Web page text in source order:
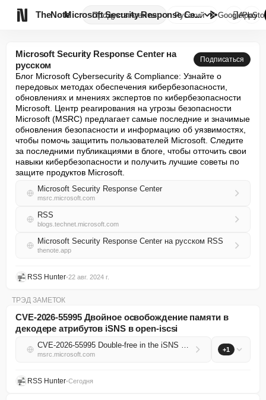
TheNote ПродуктыАгенты
Microsoft Security Response Ce...
Русский GooglePlay

Microsoft Security Response Center на
русском
Подписаться
Блог Microsoft Cybersecurity & Compliance: Узнайте о
передовых методах обеспечения кибербезопасности,
обновлениях и мнениях экспертов по кибербезопасности
Microsoft. Центр реагирования на угрозы безопасности
Microsoft (MSRC) предлагает самые последние и значимые
обновления безопасности и информацию об уязвимостях,
чтобы помочь защитить пользователей Microsoft. Следите
за последними публикациями в блоге, чтобы отточить свои
навыки кибербезопасности и получить лучшие советы по
защите продуктов Microsoft.
Microsoft Security Response Center
msrc.microsoft.com
RSS
blogs.technet.microsoft.com
Microsoft Security Response Center на русском RSS
thenote.app
RSS Hunter•22 авг. 2024 г.
ТРЭД ЗАМЕТОК
CVE-2026-55995 Двойное освобождение памяти в
декодере атрибутов iSNS в open-iscsi
CVE-2026-55995 Double-free in the iSNS attribute decoder in open-iscsi
msrc.microsoft.com
+1
RSS Hunter•Сегодня